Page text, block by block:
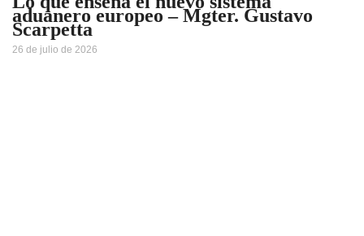
aduanero europeo – Mgter. Gustavo
Scarpetta
26 de julio de 2026